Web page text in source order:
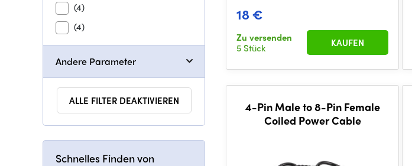
(4)
(4)
Andere Parameter
ALLE FILTER DEAKTIVIEREN
Schnelles Finden von
18 €
Zu versenden
5 Stück
KAUFEN
4-Pin Male to 8-Pin Female
Coiled Power Cable